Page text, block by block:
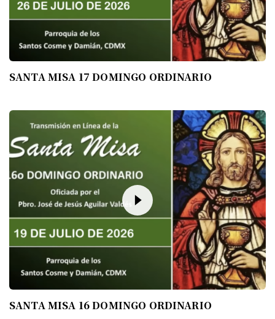
SANTA MISA 17 DOMINGO ORDINARIO
SANTA MISA 16 DOMINGO ORDINARIO